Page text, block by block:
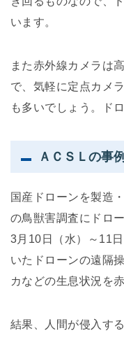
います。
また赤外線カメラは
で、気軽に定点カメ
も多いでしょう。ド
ＡＣＳＬの事例
国産ドローンを製造
の鳥獣害調査にドロ
3月10日（水）～11
いたドローンの遠隔
カなどの生息状況を
結果、人間が侵入す